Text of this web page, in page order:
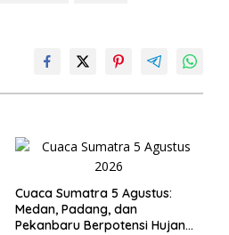
Cuaca Sumatra 5 Agustus:
Medan, Padang, dan
Pekanbaru Berpotensi Hujan